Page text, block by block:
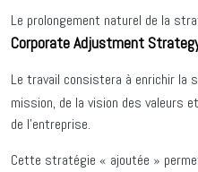
Le prolongement naturel de la
Corporate Adjustment
Le travail consistera à enrichir la
mission, de la vision des valeurs
de l’entreprise.
Cette stratégie « ajoutée »